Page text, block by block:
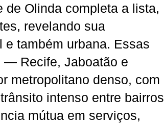
de Olinda completa a lista,
revelando sua
também urbana. Essas
— Recife, Jaboatão e
metropolitano denso, com
intenso entre bairros
mútua em serviços,